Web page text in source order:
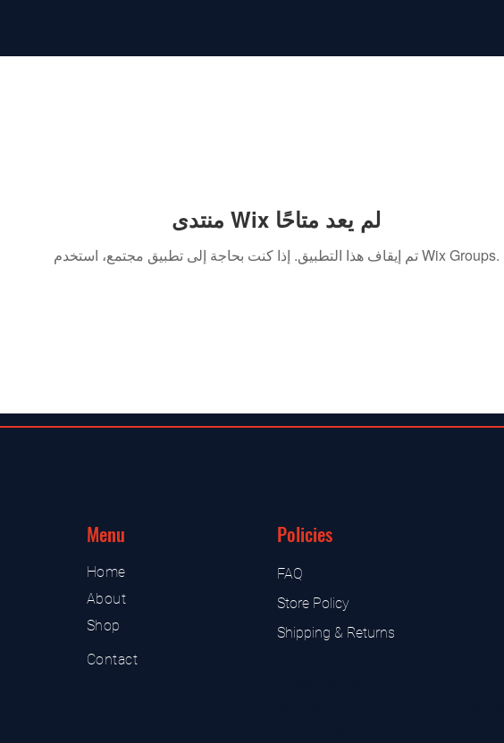
منتدى Wix لم يعد متاحًا
تم إيقاف هذا التطبيق. إذا كنت بحاجة إلى تطبيق مجتمع، استخدم Wix Groups.
Menu
Home
About
Shop
Contact
Policies
FAQ
Store Policy
Shipping & Returns